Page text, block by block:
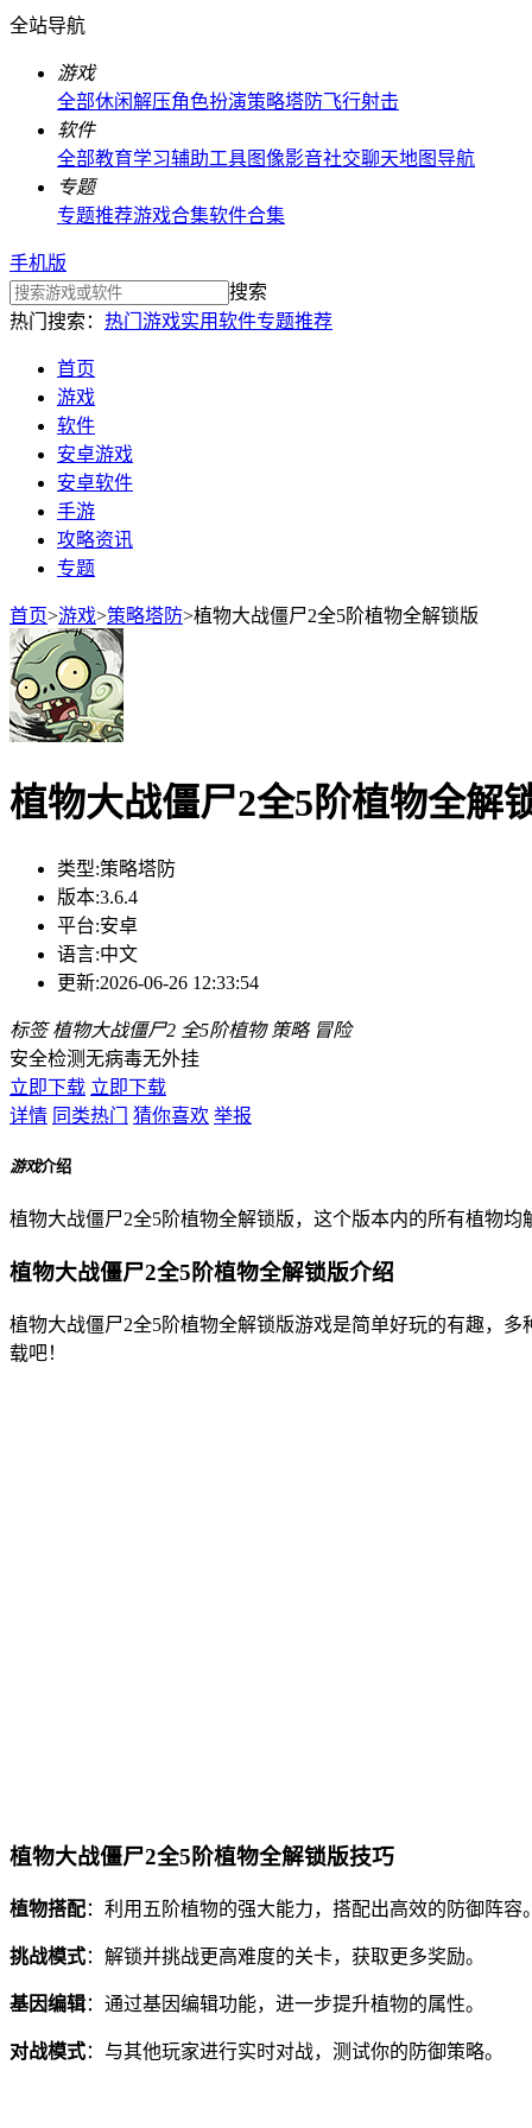
全站导航
游戏
全部休闲解压角色扮演策略塔防飞行射击
软件
全部教育学习辅助工具图像影音社交聊天地图导航
专题
专题推荐游戏合集软件合集
手机版
搜索
热门搜索： 热门游戏实用软件专题推荐
首页
游戏
软件
安卓游戏
安卓软件
手游
攻略资讯
专题
首页>游戏>策略塔防>植物大战僵尸2全5阶植物全解锁版
植物大战僵尸2全5阶植物全解
类型:策略塔防
版本:3.6.4
平台:安卓
语言:中文
更新:2026-06-26 12:33:54
标签 植物大战僵尸2 全5阶植物 策略 冒险
安全检测无病毒无外挂
立即下载 立即下载
详情 同类热门 猜你喜欢 举报
游戏介绍
植物大战僵尸2全5阶植物全解锁版，这个版本内的所有植物
植物大战僵尸2全5阶植物全解锁版介绍
植物大战僵尸2全5阶植物全解锁版游戏是简单好玩的有趣，
载吧！
植物大战僵尸2全5阶植物全解锁版技巧
植物搭配：利用五阶植物的强大能力，搭配出高效的防御阵容
挑战模式：解锁并挑战更高难度的关卡，获取更多奖励。
基因编辑：通过基因编辑功能，进一步提升植物的属性。
对战模式：与其他玩家进行实时对战，测试你的防御策略。